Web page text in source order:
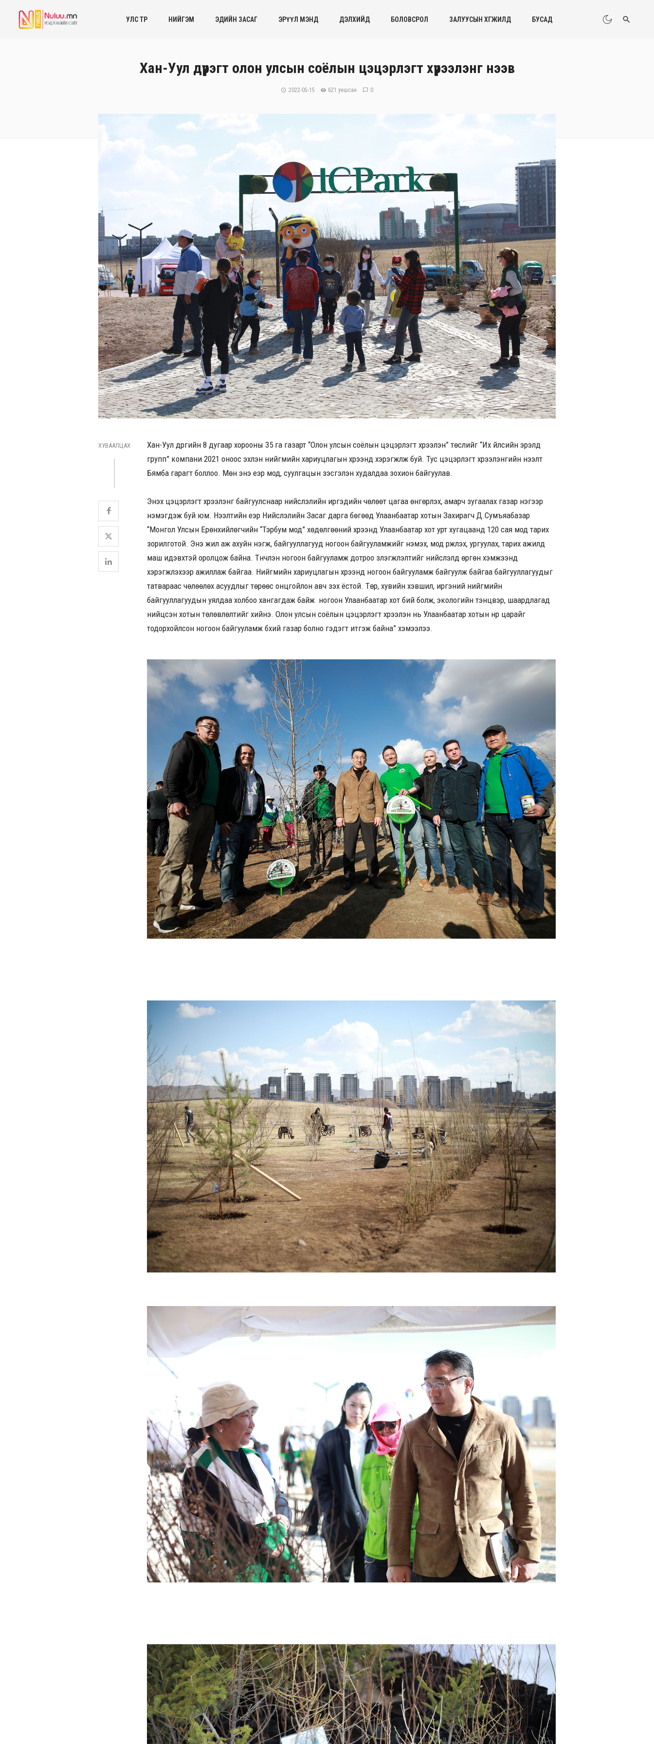
УЛС ТӨР НИЙГЭМ ЭДИЙН ЗАСАГ ЭРҮҮЛ МЭНД ДЭЛХИЙД БОЛОВСРОЛ ЗАЛУУСЫН ХӨГЖИЛД БУСАД
Хан-Уул дүүрэгт олон улсын соёлын цэцэрлэгт хүрээлэнг нээв
2022-05-15 621 уншсан 0
ХУВААЛЦАХ
Хан-Уул дүүргийн 8 дугаар хорооны 35 га газарт “Олон улсын соёлын цэцэрлэгт хүрээлэн” төслийг “Их үйлсийн эрэлд
групп” компани 2021 оноос эхлэн нийгмийн хариуцлагын хүрээнд хэрэгжүүлж буй. Тус цэцэрлэгт хүрээлэнгийн нээлт
Бямба гарагт боллоо. Мөн энэ үеэр мод, суулгацын үзэсгэлэн худалдаа зохион байгуулав.
Энэхүү цэцэрлэгт хүрээлэнг байгуулснаар нийслэлийн иргэдийн чөлөөт цагаа өнгөрүүлэх, амарч зугаалах газар нэгээр
нэмэгдэж буй юм. Нээлтийн үеэр Нийслэлийн Засаг дарга бөгөөд Улаанбаатар хотын Захирагч Д.Сумъяабазар
“Монгол Улсын Ерөнхийлөгчийн “Тэрбум мод” хөдөлгөөний хүрээнд Улаанбаатар хот урт хугацаанд 120 сая мод тарих
зорилготой. Энэ жил аж ахуйн нэгж, байгууллагууд ногоон байгууламжийг нэмэх, мод үржүүлэх, ургуулах, тарих ажилд
маш идэвхтэй оролцож байна. Түүнчлэн ногоон байгууламж дотроо зүлэгжүүлэлтийг нийслэлд өргөн хэмжээнд
хэрэгжүүлэхээр ажиллаж байгаа. Нийгмийн хариуцлагын хүрээнд ногоон байгууламж байгуулж байгаа байгууллагуудыг
татвараас чөлөөлөх асуудлыг төрөөс онцгойлон авч үзэх ёстой. Төр, хувийн хэвшил, иргэний нийгмийн
байгууллагуудын уялдаа холбоо хангагдаж байж ногоон Улаанбаатар хот бий болж, экологийн тэнцвэр, шаардлагад
нийцсэн хотын төлөвлөлтийг хийнэ. Олон улсын соёлын цэцэрлэгт хүрээлэн нь Улаанбаатар хотын нүүр царайг
тодорхойлсон ногоон байгууламж бүхий газар болно гэдэгт итгэж байна” хэмээлээ.